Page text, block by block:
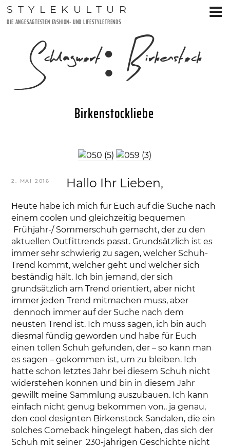
Zum
Inhalt
STYLEKULTUR
DIE ANGESAGTESTEN FASHION- UND LIFESTYLETRENDS
Schlagwort: Birkenstock
VERÖFFENTLICHT
2. MAI 2016
Birkenstockliebe
Hallo Ihr Lieben,
Heute habe ich mich für Euch auf die Suche nach
einem coolen und gleichzeitig bequemen
Frühjahr-/ Sommerschuh gemacht, der zu den
aktuellen Outfittrends passt. Grundsätzlich ist es
immer sehr schwierig zu sagen, welcher Schuh-
Trend kommt, welcher geht und welcher sich
beständig hält. Ich bin jemand, der sich
grundsätzlich am Trend orientiert, aber nicht
immer jeden Trend mitmachen muss, aber
dennoch immer auf der Suche nach dem
neusten Trend ist. Ich muss sagen, ich bin auch
diesmal fündig geworden und habe für Euch
einen tollen Schuh gefunden, der – so kann man
es sagen – gekommen ist, um zu bleiben. Ich
hatte schon letztes Jahr bei diesem Schuh nicht
widerstehen können und bin in diesem Jahr
gewillt meine Sammlung auszubauen. Ich kann
einfach nicht genug bekommen von.. ja genau,
den cool designten Birkenstock Sandalen, die ein
solches Comeback hingelegt haben, das sich der
Schuh mit seiner 230-jährigen Geschichte nicht